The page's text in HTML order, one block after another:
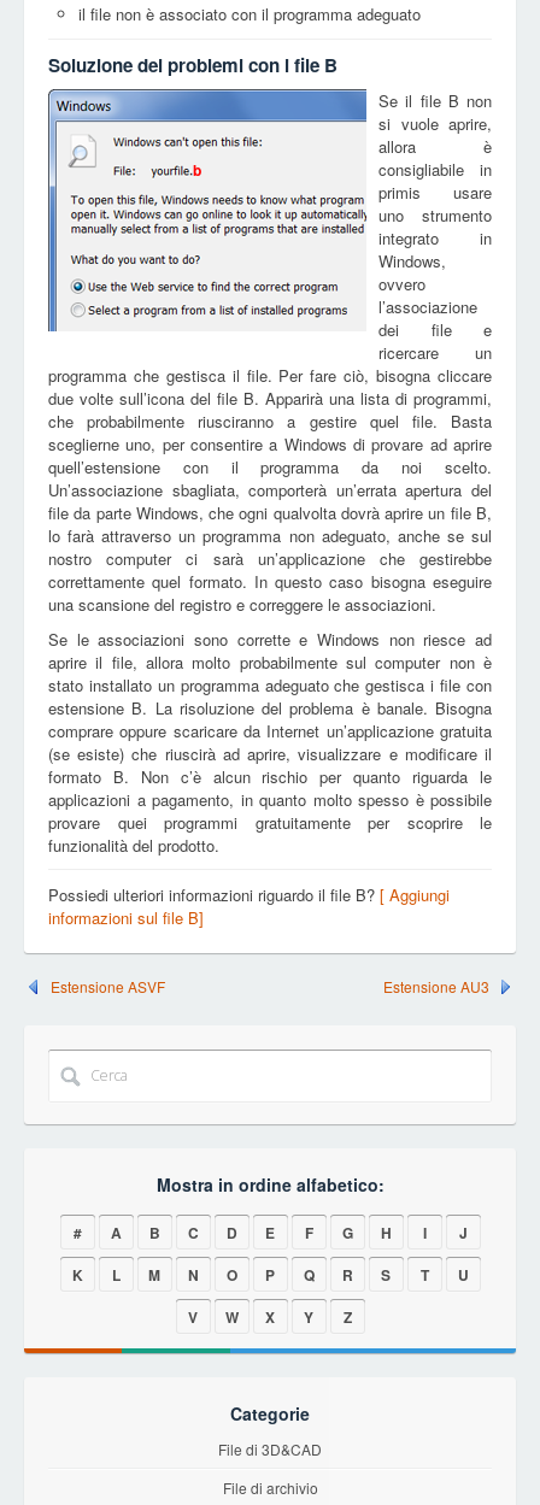
il file non è associato con il programma adeguato
Soluzione dei problemi con i file B
b
Se il file B non
si vuole aprire,
allora è
consigliabile in
primis usare
uno strumento
integrato in
Windows,
ovvero
l’associazione
dei file e
ricercare un
programma che gestisca il file. Per fare ciò, bisogna cliccare
due volte sull’icona del file B. Apparirà una lista di programmi,
che probabilmente riusciranno a gestire quel file. Basta
sceglierne uno, per consentire a Windows di provare ad aprire
quell’estensione con il programma da noi scelto.
Un’associazione sbagliata, comporterà un’errata apertura del
file da parte Windows, che ogni qualvolta dovrà aprire un file B,
lo farà attraverso un programma non adeguato, anche se sul
nostro computer ci sarà un’applicazione che gestirebbe
correttamente quel formato. In questo caso bisogna eseguire
una scansione del registro e correggere le associazioni.
Se le associazioni sono corrette e Windows non riesce ad
aprire il file, allora molto probabilmente sul computer non è
stato installato un programma adeguato che gestisca i file con
estensione B. La risoluzione del problema è banale. Bisogna
comprare oppure scaricare da Internet un’applicazione gratuita
(se esiste) che riuscirà ad aprire, visualizzare e modificare il
formato B. Non c’è alcun rischio per quanto riguarda le
applicazioni a pagamento, in quanto molto spesso è possibile
provare quei programmi gratuitamente per scoprire le
funzionalità del prodotto.
Possiedi ulteriori informazioni riguardo il file B? [ Aggiungi
informazioni sul file B]
Estensione ASVF Estensione AU3
Mostra in ordine alfabetico:
# A B C D E F G H I
J
K
L M N O P Q R S T
U
V
W X Y Z
Categorie
File di 3D&CAD
File di archivio